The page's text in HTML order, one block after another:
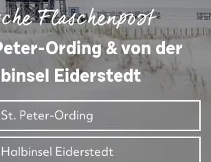
Flaschenpost
Ording & von der
Eiderstedt
Peter-Ording
Eiderstedt